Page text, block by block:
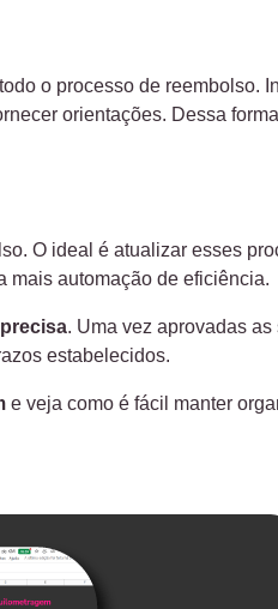
o processo de reembolso.
orientações. Dessa
O ideal é atualizar esses
mais automação de eficiência.
. Uma vez aprovadas
estabelecidos.
e veja como é fácil manter